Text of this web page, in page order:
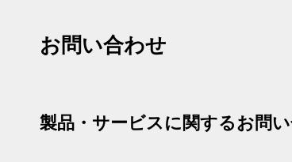
お問い合わせ
製品・サービスに関するお問